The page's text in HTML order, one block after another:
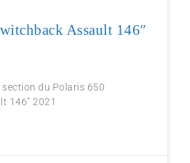
Assault 146″
du Polaris 650
146″ 2021